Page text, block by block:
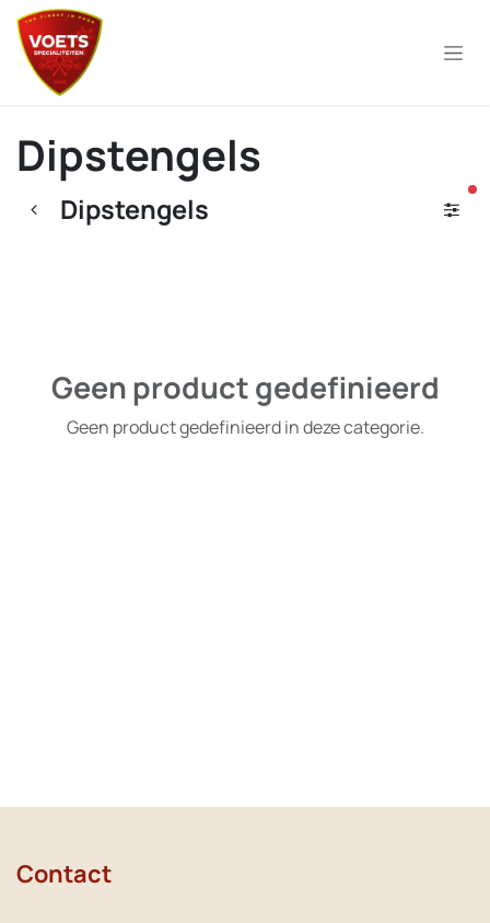
Overslaan naar inhoud
Dipstengels
Dipstengels
Geen product gedefinieerd
Geen product gedefinieerd in deze categorie.
Contact